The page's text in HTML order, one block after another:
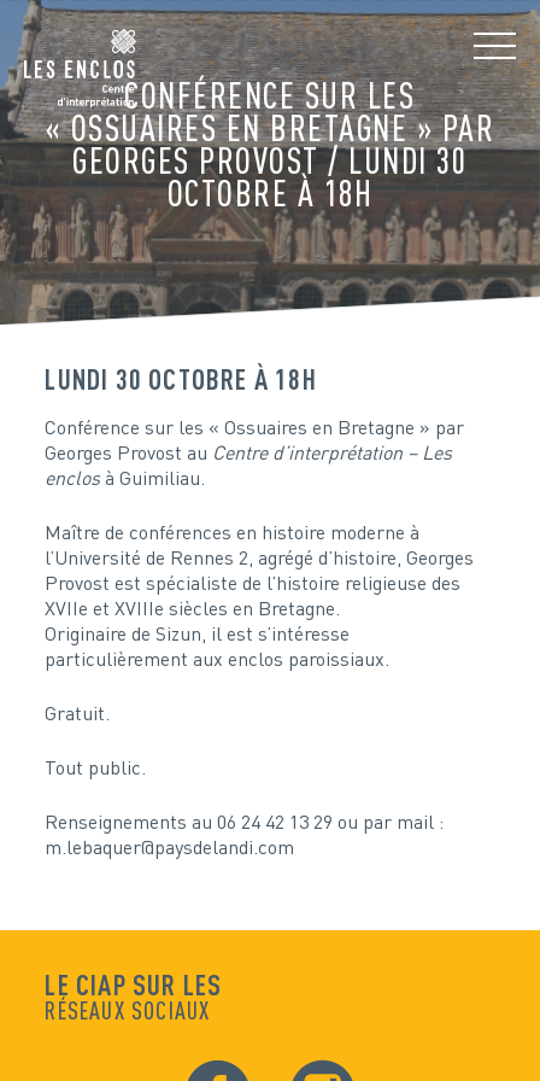
CONFÉRENCE SUR LES
« OSSUAIRES EN BRETAGNE » PAR
GEORGES PROVOST / LUNDI 30
OCTOBRE À 18H
LUNDI 30 OCTOBRE À 18H
Conférence sur les « Ossuaires en Bretagne » par
Georges Provost au Centre d’interprétation – Les
enclosà Guimiliau.
Maître de conférences en histoire moderne à
l’Université de Rennes 2, agrégé d’histoire, Georges
Provost est spécialiste de l’histoire religieuse des
XVIIe et XVIIIe siècles en Bretagne.
Originaire de Sizun, il est s’intéresse
particulièrement aux enclos paroissiaux.
Gratuit.
Tout public.
Renseignements au 06 24 42 13 29 ou par mail :
m.lebaquer@paysdelandi.com
LE CIAP SUR LES
RÉSEAUX SOCIAUX